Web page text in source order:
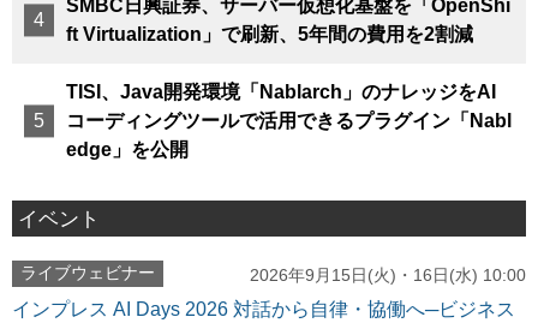
SMBC日興証券、サーバー仮想化基盤を「OpenShi
ft Virtualization」で刷新、5年間の費用を2割減
TISI、Java開発環境「Nablarch」のナレッジをAI
コーディングツールで活用できるプラグイン「Nabl
edge」を公開
イベント
ライブウェビナー 2026年9月15日(火)・16日(水) 10:00
インプレス AI Days 2026 対話から自律・協働へ─ビジネス